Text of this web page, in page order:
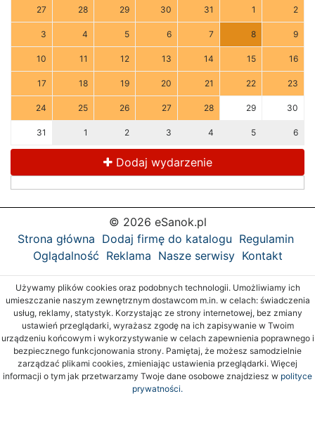
27 28 29 30 31 1 2
3 4 5 6 7 8 9
10 11 12 13 14 15 16
17 18 19 20 21 22 23
24 25 26 27 28 29 30
31 1 2 3 4 5 6
Dodaj wydarzenie
© 2026 eSanok.pl
Strona główna Dodaj firmę do katalogu Regulamin
Oglądalność Reklama Nasze serwisy Kontakt
Używamy plików cookies oraz podobnych technologii. Umożliwiamy ich
umieszczanie naszym zewnętrznym dostawcom m.in. w celach: świadczenia
usług, reklamy, statystyk. Korzystając ze strony internetowej, bez zmiany
ustawień przeglądarki, wyrażasz zgodę na ich zapisywanie w Twoim
urządzeniu końcowym i wykorzystywanie w celach zapewnienia poprawnego i
bezpiecznego funkcjonowania strony. Pamiętaj, że możesz samodzielnie
zarządzać plikami cookies, zmieniając ustawienia przeglądarki. Więcej
informacji o tym jak przetwarzamy Twoje dane osobowe znajdziesz w polityce
prywatności.